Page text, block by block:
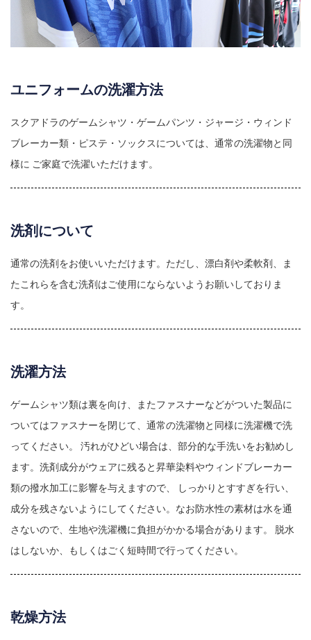
ユニフォームの洗濯方法
スクアドラのゲームシャツ・ゲームパンツ・ジャージ・ウィンド
ブレーカー類・ピステ・ソックスについては、通常の洗濯物と同
様に ご家庭で洗濯いただけます。
洗剤について
通常の洗剤をお使いいただけます。ただし、漂白剤や柔軟剤、ま
たこれらを含む洗剤はご使用にならないようお願いしておりま
す。
洗濯方法
ゲームシャツ類は裏を向け、またファスナーなどがついた製品に
ついてはファスナーを閉じて、通常の洗濯物と同様に洗濯機で洗
ってください。 汚れがひどい場合は、部分的な手洗いをお勧めし
ます。洗剤成分がウェアに残ると昇華染料やウィンドブレーカー
類の撥水加工に影響を与えますので、 しっかりとすすぎを行い、
成分を残さないようにしてください。なお防水性の素材は水を通
さないので、生地や洗濯機に負担がかかる場合があります。 脱水
はしないか、もしくはごく短時間で行ってください。
乾燥方法